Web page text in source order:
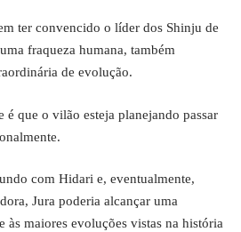
ter convencido o líder dos Shinju de
fraqueza humana, também
de evolução.
é que o vilão esteja planejando passar
com Hidari e, eventualmente,
Jura poderia alcançar uma
às maiores evoluções vistas na história